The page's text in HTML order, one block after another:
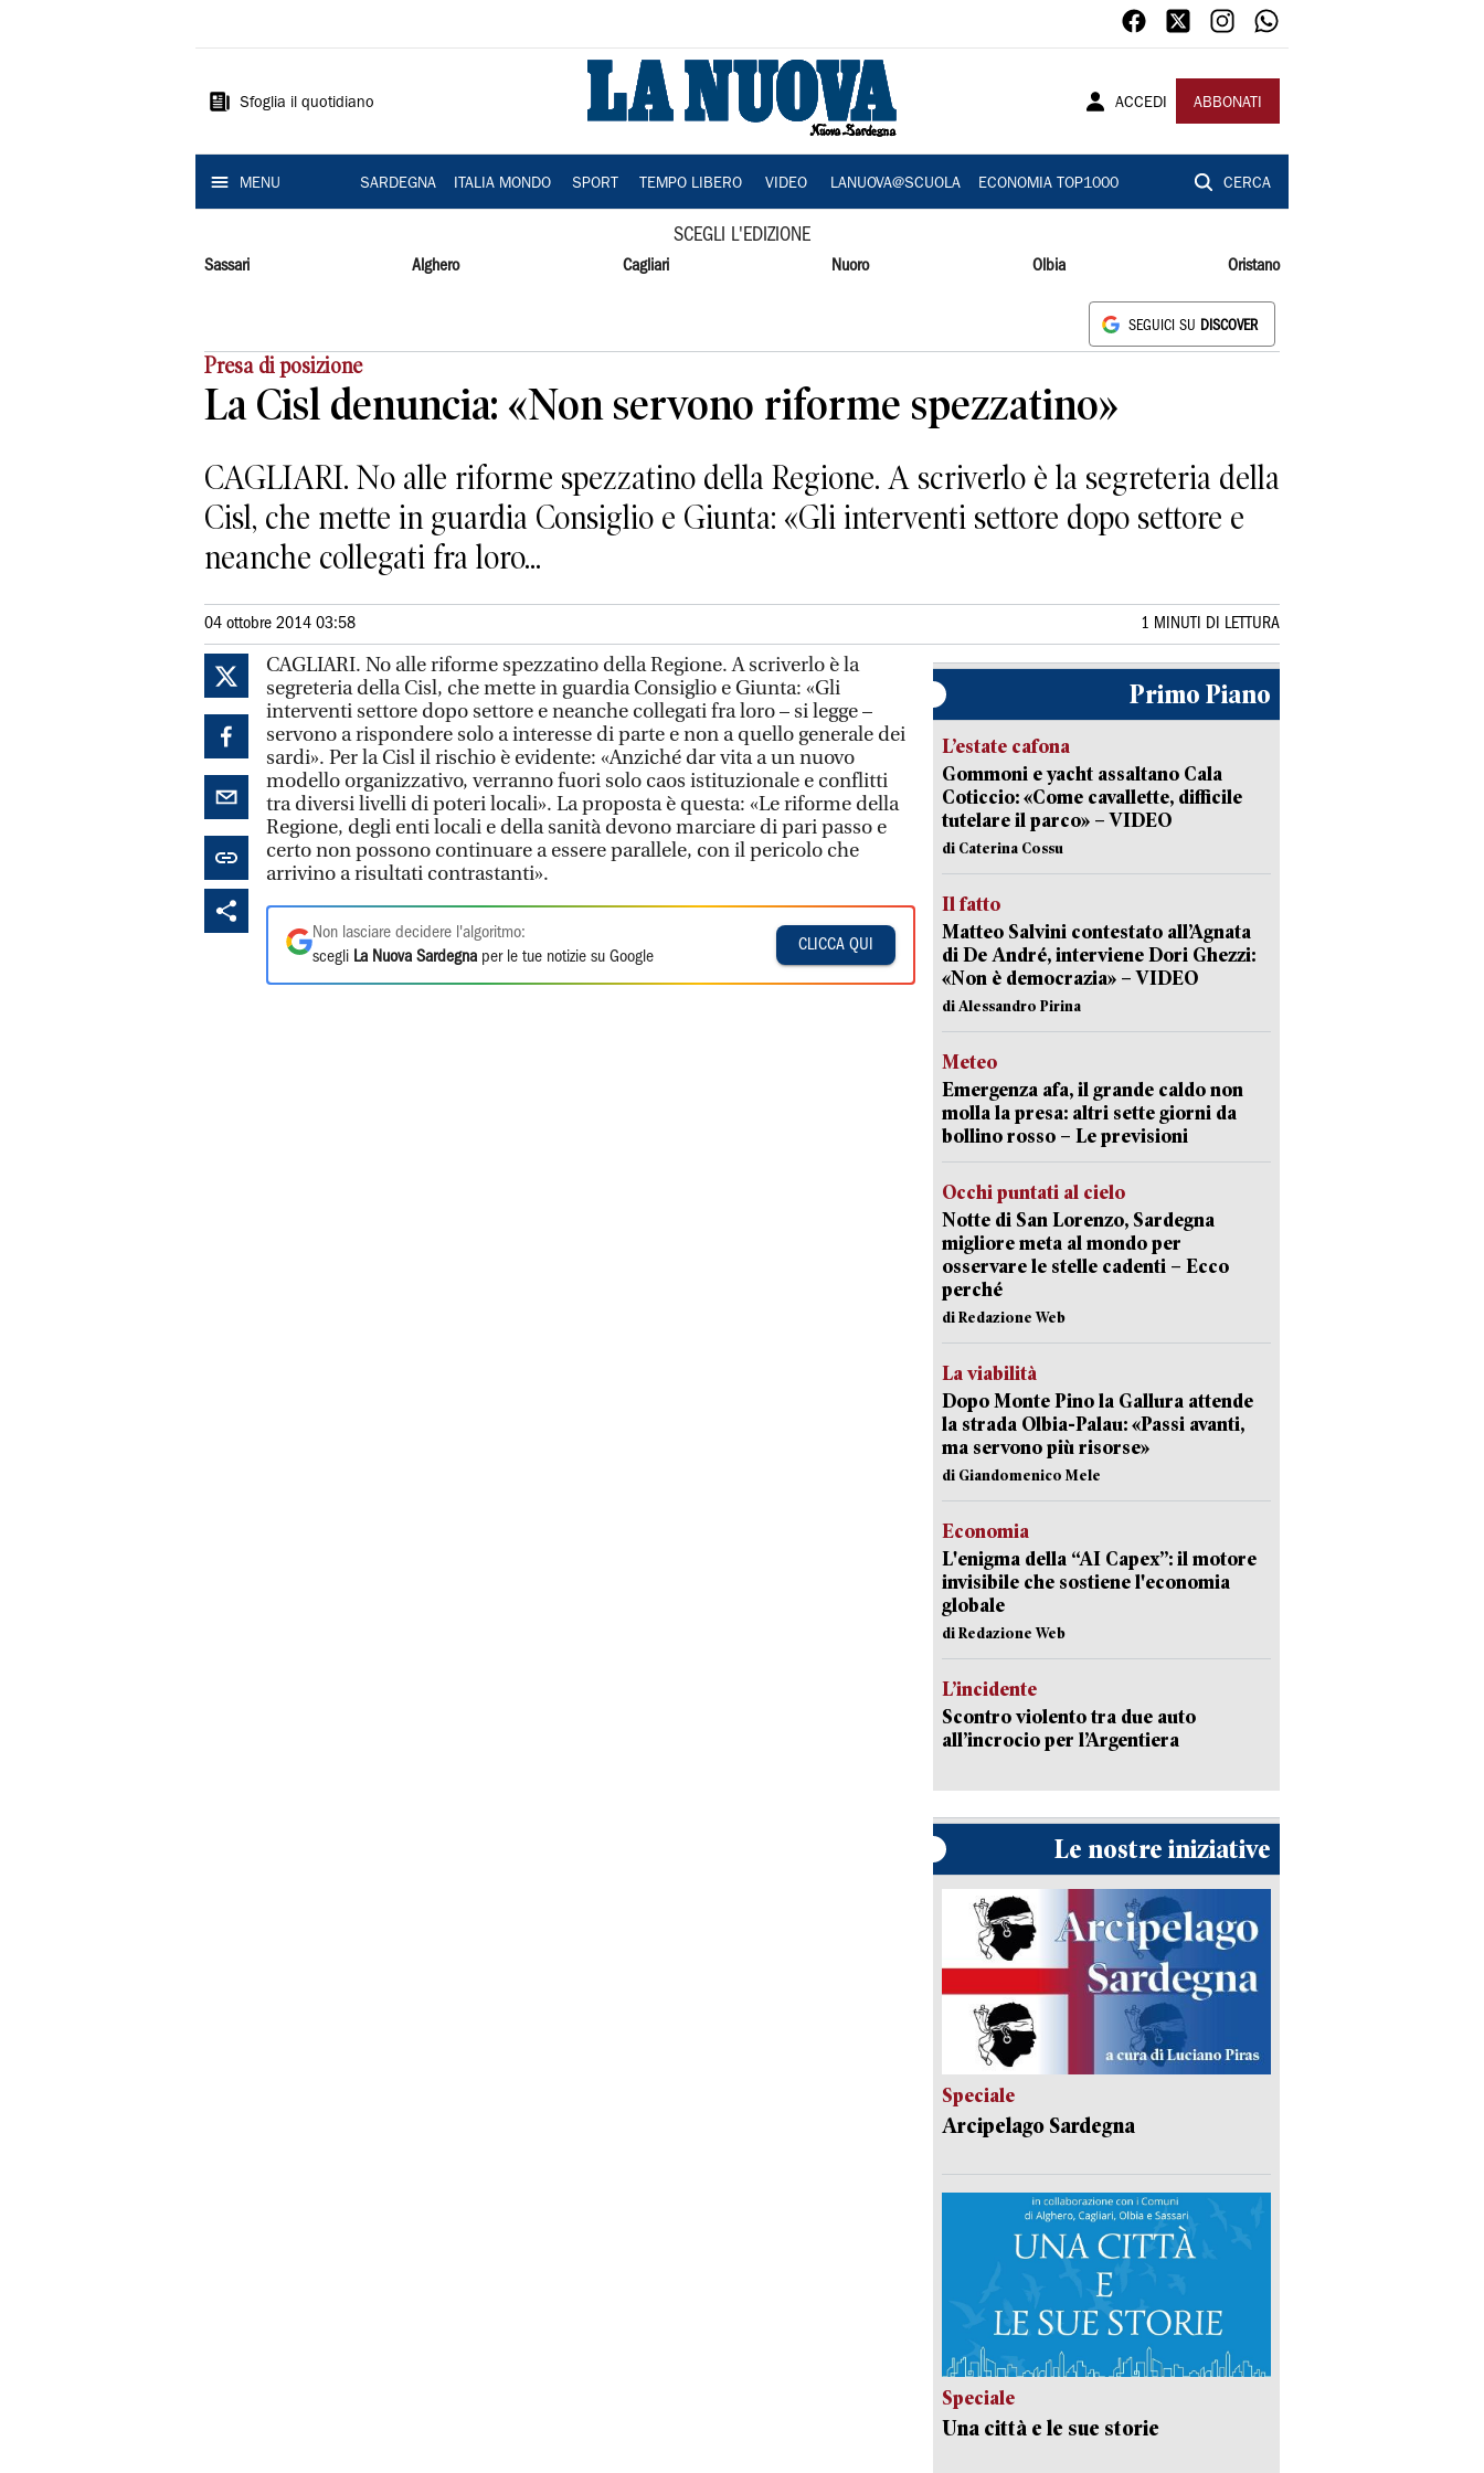
Sardegna
Sfoglia il quotidiano ACCEDI ABBONATI
MENU SARDEGNA ITALIA MONDO SPORT TEMPO LIBERO VIDEO LANUOVA@SCUOLA ECONOMIA TOP1000 CERCA
SCEGLI L'EDIZIONE
Sassari Alghero Cagliari Nuoro Olbia Oristano
SEGUICI SU DISCOVER
Presa di posizione
La Cisl denuncia: «Non servono riforme spezzatino»
CAGLIARI. No alle riforme spezzatino della Regione. A scriverlo è la segreteria della
Cisl, che mette in guardia Consiglio e Giunta: «Gli interventi settore dopo settore e
neanche collegati fra loro...
04 ottobre 2014 03:58 1 MINUTI DI LETTURA
CAGLIARI. No alle riforme spezzatino della Regione. A scriverlo è la
segreteria della Cisl, che mette in guardia Consiglio e Giunta: «Gli
interventi settore dopo settore e neanche collegati fra loro – si legge –
servono a rispondere solo a interesse di parte e non a quello generale dei
sardi». Per la Cisl il rischio è evidente: «Anziché dar vita a un nuovo
modello organizzativo, verranno fuori solo caos istituzionale e conflitti
tra diversi livelli di poteri locali». La proposta è questa: «Le riforme della
Regione, degli enti locali e della sanità devono marciare di pari passo e
certo non possono continuare a essere parallele, con il pericolo che
arrivino a risultati contrastanti».
Non lasciare decidere l'algoritmo:
scegli La Nuova Sardegna per le tue notizie su Google
CLICCA QUI
Primo Piano
L’estate cafona
Gommoni e yacht assaltano Cala
Coticcio: «Come cavallette, difficile
tutelare il parco» – VIDEO
di Caterina Cossu
Il fatto
Matteo Salvini contestato all’Agnata
di De André, interviene Dori Ghezzi:
«Non è democrazia» – VIDEO
di Alessandro Pirina
Meteo
Emergenza afa, il grande caldo non
molla la presa: altri sette giorni da
bollino rosso – Le previsioni
Occhi puntati al cielo
Notte di San Lorenzo, Sardegna
migliore meta al mondo per
osservare le stelle cadenti – Ecco
perché
di Redazione Web
La viabilità
Dopo Monte Pino la Gallura attende
la strada Olbia-Palau: «Passi avanti,
ma servono più risorse»
di Giandomenico Mele
Economia
L'enigma della “AI Capex”: il motore
invisibile che sostiene l'economia
globale
di Redazione Web
L’incidente
Scontro violento tra due auto
all’incrocio per l’Argentiera
Le nostre iniziative
Speciale
Arcipelago Sardegna
Speciale
Una città e le sue storie